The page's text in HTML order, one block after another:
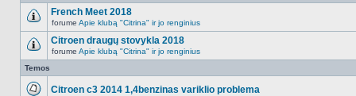
NO_UNREAD_POSTS
French Meet 2018
forume Apie klubą "Citrina" ir jo renginius
NO_UNREAD_POSTS
Citroen draugų stovykla 2018
forume Apie klubą "Citrina" ir jo renginius
Temos
Citroen c3 2014 1,4benzinas variklio problema